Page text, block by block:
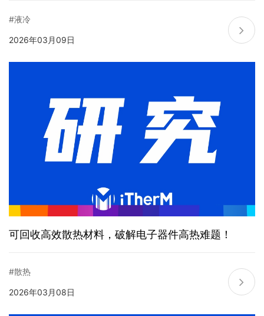
#液冷
2026年03月09日
可回收高效散热材料，破解电子器件高热难题！
#散热
2026年03月08日